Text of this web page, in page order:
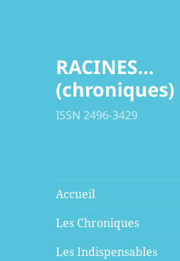
RACINES…
(chroniques)
ISSN 2496-3429
Accueil
Les Chroniques
Les Indispensables